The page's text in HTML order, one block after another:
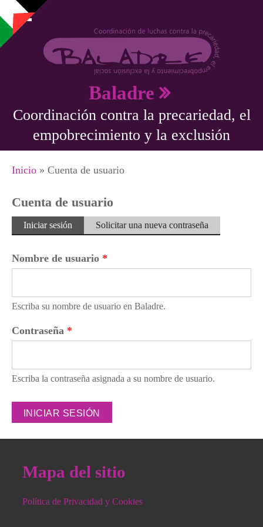
Pasar al contenido principal
Baladre
Coordinación contra la precariedad, el
empobrecimiento y la exclusión
Se encuentra usted aquí
Inicio » Cuenta de usuario
Cuenta de usuario
Solapas principales
Iniciar sesión (solapaSolicitar una nueva contraseña
Nombre de usuario *
Escriba su nombre de usuario en Baladre.
Contraseña *
Escriba la contraseña asignada a su nombre de usuario.
Mapa del sitio
Política de Privacidad y Cookies